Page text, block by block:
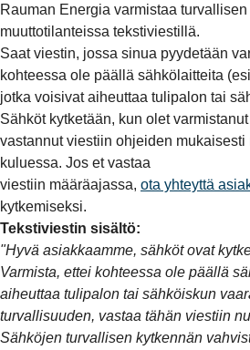
Rauman Energia varmistaa
muuttotilanteissa tekstiviestillä.
Saat viestin, jossa sinua pyydetään
kohteessa ole päällä sähkölaitteita
jotka voisivat aiheuttaa tulipalon tai
Sähköt kytketään, kun olet
vastannut viestiin ohjeiden
kuluessa. Jos et vastaa
viestiin määräajassa, ota yhteyttä
kytkemiseksi.
Tekstiviestin sisältö:
"Hyvä asiakkaamme, sähköt ovat
Varmista, ettei kohteessa ole päällä
aiheuttaa tulipalon tai sähköiskun
turvallisuuden, vastaa tähän viestiin
Sähköjen turvallisen kytkennän